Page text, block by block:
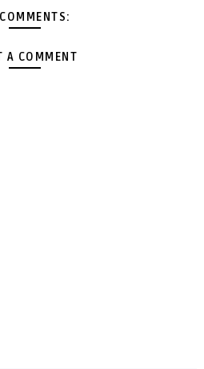
A COMMENT